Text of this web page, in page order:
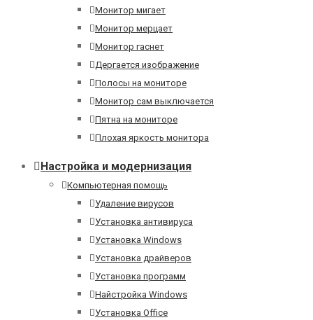
Монитор мигает
Монитор мерцает
Монитор гаснет
Дергается изображение
Полосы на мониторе
Монитор сам выключается
Пятна на мониторе
Плохая яркость монитора
Настройка и модернизация
Компьютерная помощь
Удаление вирусов
Установка антивируса
Установка Windows
Установка драйверов
Установка программ
Найстройка Windows
Установка Office